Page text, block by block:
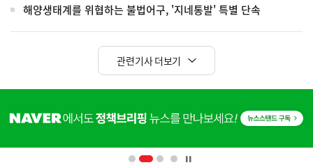
해양생태계를 위협하는 불법어구, '지네통발' 특별 단속
관련기사 더보기
단